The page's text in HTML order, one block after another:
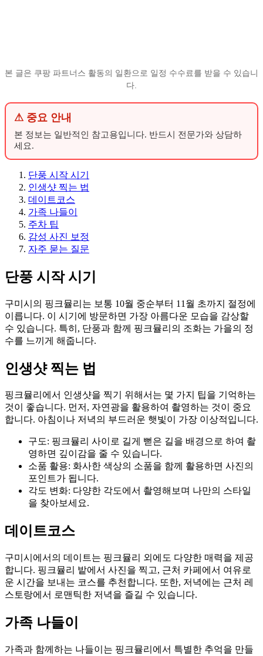
본 글은 쿠팡 파트너스 활동의 일환으로 일정 수수료를 받을 수 있습니
다.
⚠ 중요 안내
본 정보는 일반적인 참고용입니다. 반드시 전문가와 상담하
세요.
단풍 시작 시기
인생샷 찍는 법
데이트코스
가족 나들이
주차 팁
감성 사진 보정
자주 묻는 질문
단풍 시작 시기
구미시의 핑크뮬리는 보통 10월 중순부터 11월 초까지 절정에
이릅니다. 이 시기에 방문하면 가장 아름다운 모습을 감상할
수 있습니다. 특히, 단풍과 함께 핑크뮬리의 조화는 가을의 정
수를 느끼게 해줍니다.
인생샷 찍는 법
핑크뮬리에서 인생샷을 찍기 위해서는 몇 가지 팁을 기억하는
것이 좋습니다. 먼저, 자연광을 활용하여 촬영하는 것이 중요
합니다. 아침이나 저녁의 부드러운 햇빛이 가장 이상적입니다.
구도: 핑크뮬리 사이로 길게 뻗은 길을 배경으로 하여 촬
영하면 깊이감을 줄 수 있습니다.
소품 활용: 화사한 색상의 소품을 함께 활용하면 사진의
포인트가 됩니다.
각도 변화: 다양한 각도에서 촬영해보며 나만의 스타일
을 찾아보세요.
데이트코스
구미시에서의 데이트는 핑크뮬리 외에도 다양한 매력을 제공
합니다. 핑크뮬리 밭에서 사진을 찍고, 근처 카페에서 여유로
운 시간을 보내는 코스를 추천합니다. 또한, 저녁에는 근처 레
스토랑에서 로맨틱한 저녁을 즐길 수 있습니다.
가족 나들이
가족과 함께하는 나들이는 핑크뮬리에서 특별한 추억을 만들